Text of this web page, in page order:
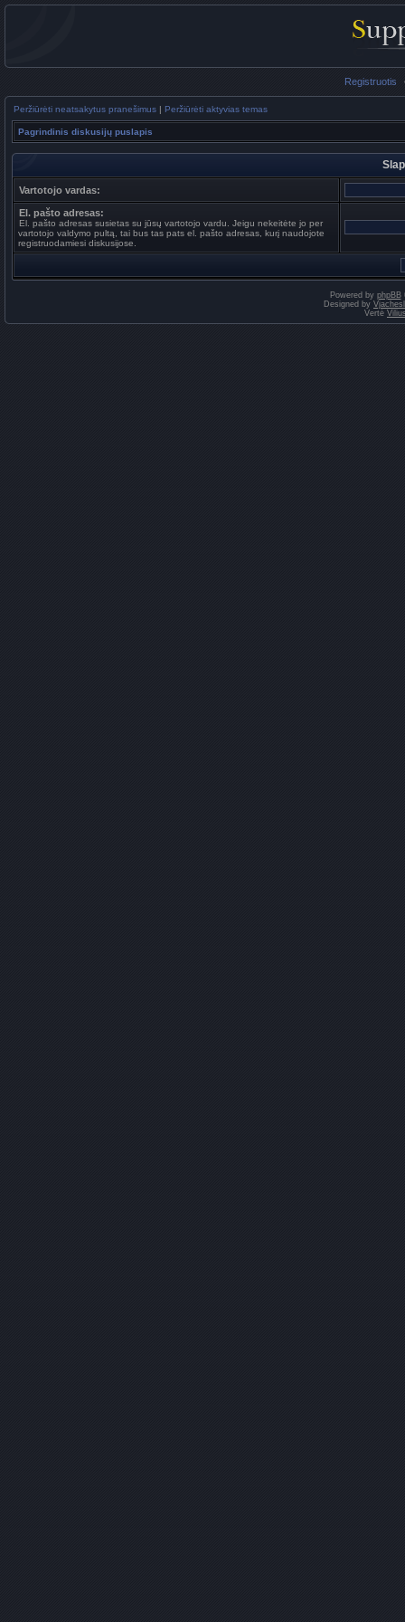
Registruotis
Peržiūrėti neatsakytus pranešimus | Peržiūrėti aktyvias temas
Pagrindinis diskusijų puslapis
Vartotojo vardas:
El. pašto adresas:
El. pašto adresas susietas su jūsų vartotojo vardu. Jeigu nekeitėte jo per
vartotojo valdymo pultą, tai bus tas pats el. pašto adresas, kurį naudojote
registruodamiesi diskusijose.
Powered by phpBB
Designed by
Vertė